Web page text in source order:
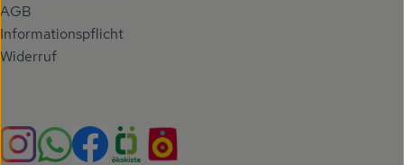
AGB
Informationspflicht
Widerruf
Externer Link zu https://www.instagram.com/
Externer Link zu https://whatsapp.com/channel/
Externer Link zu https://www.facebook.com/
Externer Link zu https://